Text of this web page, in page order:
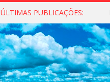
ÚLTIMAS PUBLICAÇÕES: